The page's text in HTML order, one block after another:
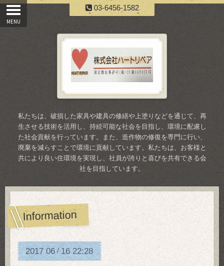
03-6456-1582
私たちは、破損した家具や建具の修繕や上塗りなどを通じて、再
生させる技術を活用し、持続可能な社会を目指し、環境に配慮し
た社会貢献を行っています。また、造作物の修復を専門に行い、
廃棄を減らすことで環境に貢献しています。私たちは、お客様と
共により良い住環境を実現し、社員が誇りと喜びを共有できる会
社を目指しています。
Information
2017 06/16 22:28